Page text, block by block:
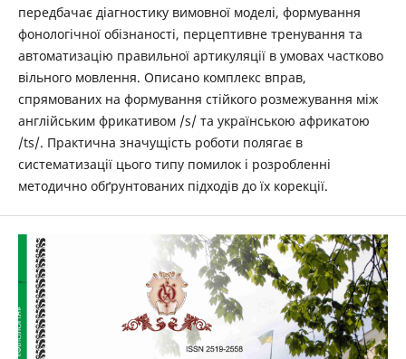
передбачає діагностику вимовної моделі, формування
фонологічної обізнаності, перцептивне тренування та
автоматизацію правильної артикуляції в умовах частково
вільного мовлення. Описано комплекс вправ,
спрямованих на формування стійкого розмежування між
англійським фрикативом /s/ та українською африкатою
/ts/. Практична значущість роботи полягає в
систематизації цього типу ­помилок і розробленні
методично обґрунтованих підходів до їх корекції.